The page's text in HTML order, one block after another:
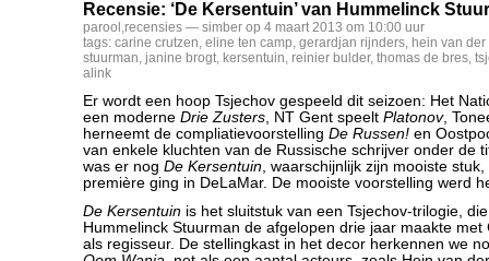
Recensie: ‘De Kersentuin’ van Hummelinck
parool ,recensies — simber op 4 maart 2013 om 10:00 uur
tags: carine crutzen, eline ten camp, gerardjan rijnders, hein van
stuurman, janine brogt, kersentuin, reinier bulder, thomas de bres,
alink
Er wordt een hoop Tsjechov gespeeld dit seizoen: Het
een moderne Drie Zusters, NT Gent speelt Platonov,
herneemt de compliatievoorstelling De Russen! en
van enkele kluchten van de Russische schrijver onder de
was er nog De Kersentuin, waarschijnlijk zijn mooiste
première ging in DeLaMar. De mooiste voorstelling werd
De Kersentuin is het sluitstuk van een Tsjechov-trilogie,
Hummelinck Stuurman de afgelopen drie jaar maakte met
als regisseur. De stellingkast in het decor herkennen we